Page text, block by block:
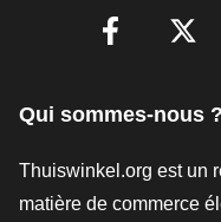
Qui sommes-nous ?
Thuiswinkel.org est un
matière de commerce